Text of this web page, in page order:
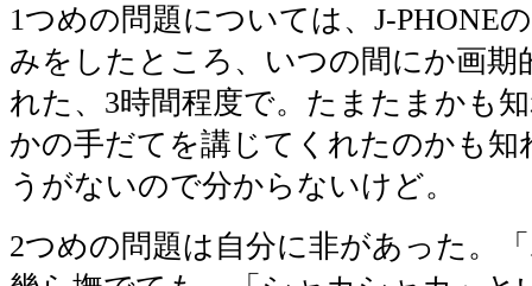
1つめの問題については、J-PHONE
みをしたところ、いつの間にか画期
れた、3時間程度で。たまたまかも
かの手だてを講じてくれたのかも知
うがないので分からないけど。
2つめの問題は自分に非があった。